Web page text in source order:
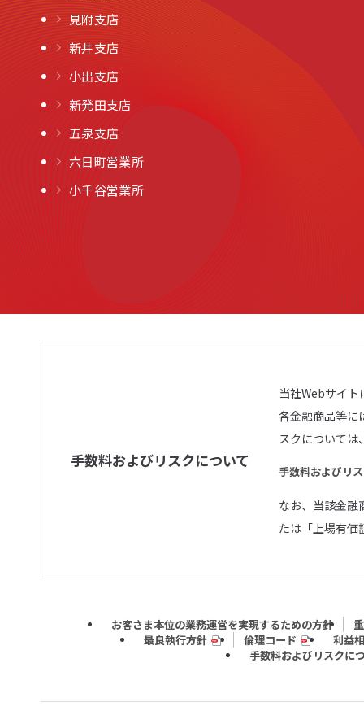
見附支店
新井支店
小出支店
新発田支店
五泉支店
六日町営業所
小千谷営業所
手数料およびリスクについて
当社Webサイ
各金融商品等に
スクについて
手数料およびリ
なお、当該金融
たは「上場有価
お客さま本位の業務運営を実現するための方針
最良執行方針
倫理コード
利益
手数料およびリスクに